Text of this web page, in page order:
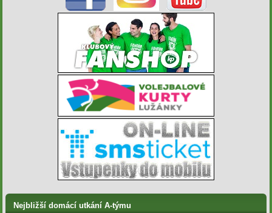
Nejbližší domácí utkání A-týmu